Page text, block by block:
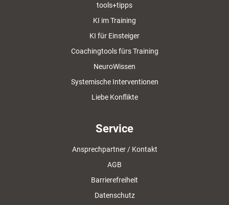
tools+tipps
KI im Training
KI für Einsteiger
Coachingtools fürs Training
NeuroWissen
Systemische Interventionen
Liebe Konflikte
Service
Ansprechpartner / Kontakt
AGB
Barrierefreiheit
Datenschutz